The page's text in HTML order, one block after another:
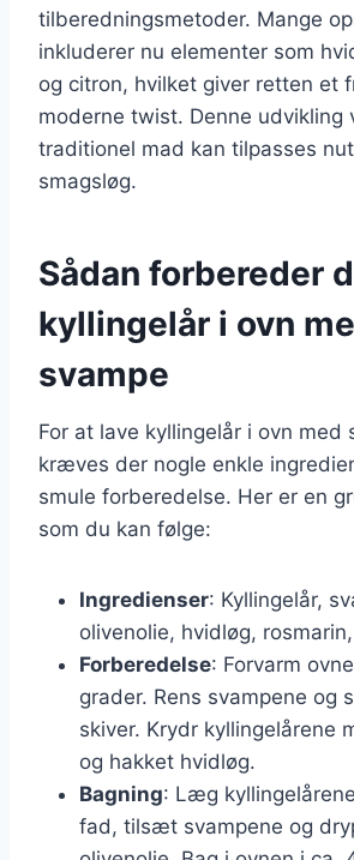
tilberedningsmetoder. Mange
inkluderer nu elementer som
og citron, hvilket giver retten et
moderne twist. Denne udvikling
traditionel mad kan tilpasses
smagsløg.
Sådan forbereder
kyllingelår i ovn
svampe
For at lave kyllingelår i ovn med
kræves der nogle enkle
smule forberedelse. Her er en
som du kan følge:
Ingredienser: Kyllingelår,
olivenolie, hvidløg,
Forberedelse: Forvarm
grader. Rens svampene og
skiver. Krydr kyllingelårene
og hakket hvidløg.
Bagning: Læg
fad, tilsæt svampene og